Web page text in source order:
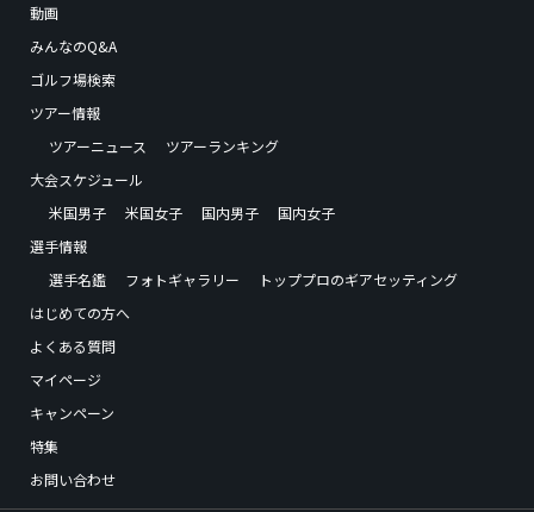
動画
みんなのQ&A
ゴルフ場検索
ツアー情報
ツアーニュース
ツアーランキング
大会スケジュール
米国男子
米国女子 国内男子
国内女子
選手情報
選手名鑑
フォトギャラリー
トッププロのギアセッティング
はじめての方へ
よくある質問
マイページ
キャンペーン
特集
お問い合わせ